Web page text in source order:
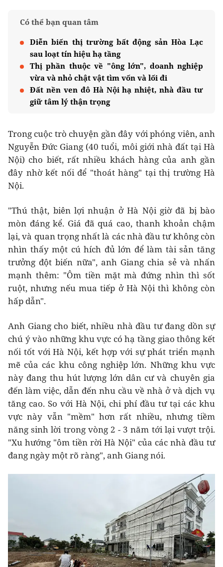
Có thể bạn quan tâm
Diễn biến thị trường bất động sản Hòa Lạc
sau loạt tín hiệu hạ tầng
Thị phần thuộc về "ông lớn", doanh nghiệp
vừa và nhỏ chật vật tìm vốn và lối đi
Đất nền ven đô Hà Nội hạ nhiệt, nhà đầu tư
giữ tâm lý thận trọng
Trong cuộc trò chuyện gần đây với phóng viên, anh
Nguyễn Đức Giang (40 tuổi, môi giới nhà đất tại Hà
Nội) cho biết, rất nhiều khách hàng của anh gần
đây nhờ kết nối để "thoát hàng" tại thị trường Hà
Nội.
"Thú thật, biên lợi nhuận ở Hà Nội giờ đã bị bào
mòn đáng kể. Giá đã quá cao, thanh khoản chậm
lại, và quan trọng nhất là các nhà đầu tư không còn
nhìn thấy một cú hích đủ lớn để làm tài sản tăng
trưởng đột biến nữa", anh Giang chia sẻ và nhấn
mạnh thêm: "Ôm tiền mặt mà đứng nhìn thì sốt
ruột, nhưng nếu mua tiếp ở Hà Nội thì không còn
hấp dẫn".
Anh Giang cho biết, nhiều nhà đầu tư đang dồn sự
chú ý vào những khu vực có hạ tầng giao thông kết
nối tốt với Hà Nội, kết hợp với sự phát triển mạnh
mẽ của các khu công nghiệp lớn. Những khu vực
này đang thu hút lượng lớn dân cư và chuyên gia
đến làm việc, dẫn đến nhu cầu về nhà ở và dịch vụ
tăng cao. So với Hà Nội, chi phí đầu tư tại các khu
vực này vẫn "mềm" hơn rất nhiều, nhưng tiềm
năng sinh lời trong vòng 2 - 3 năm tới lại vượt trội.
"Xu hướng "ôm tiền rời Hà Nội" của các nhà đầu tư
đang ngày một rõ ràng", anh Giang nói.